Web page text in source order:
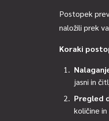
Postopek
naložili prek
Koraki
jasni in
Pregled
količine